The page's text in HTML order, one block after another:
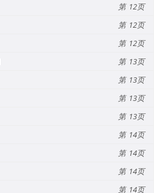
12
12
12
13
13
13
13
14
14
14
14